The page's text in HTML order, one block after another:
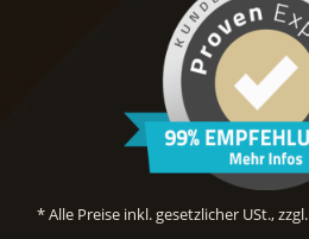
* Alle Preise inkl. gesetzlicher USt., zzgl.